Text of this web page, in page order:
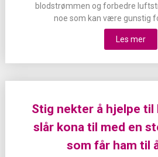
blodstrømmen og forbedre
noe som kan være gunstig
Les mer
Stig nekter å hjelpe til
slår kona til med en
som får ham til